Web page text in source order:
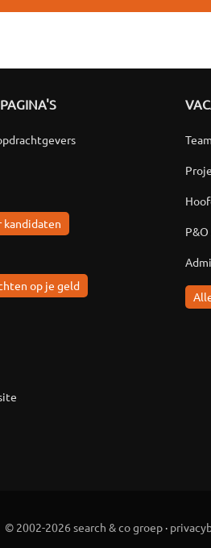
kandidaten
op je geld
© 2002-2026 search & co groep ·